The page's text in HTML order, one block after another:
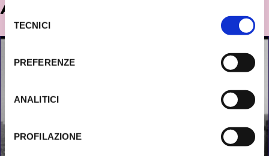
gestire le tue preferenze facendo clic su “Personalizza”.
Qualora acconsenti a tutti i cookie i Tuoi dati potranno
attualmente non fornisce garanzie idonee per il
l’implementazione di misure supplementari di sicurezza a
Tutela dei navigatori, che abbiamo valutato essere
Selezione
del
consenso
TECNICI
PREFERENZE
ANALITICI
PROFILAZIONE
ANCHE...